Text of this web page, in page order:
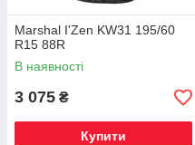
Marshal I'Zen KW31 195/60
R15 88R
В наявності
3 075 ₴
Купити